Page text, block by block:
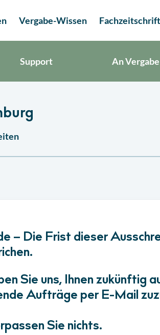
Vergabe-Wissen
Support An
– Die Frist dieser
Sie uns, Ihnen zukünftig
Aufträge per E-Mail
Sie nichts.